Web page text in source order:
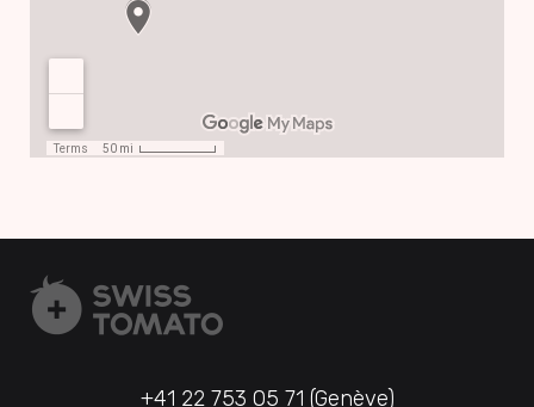
+41 22 753 05 71 (Genève)